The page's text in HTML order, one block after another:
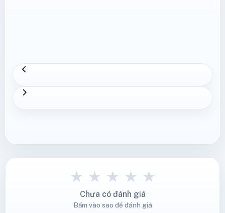
★ ★ ★ ★ ★
Chưa có đánh giá
Bấm vào sao để đánh giá